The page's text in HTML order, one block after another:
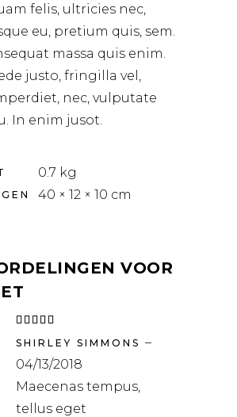
felis, ultricies nec,
eu, pretium quis, sem.
massa quis enim.
justo, fringilla vel,
nec, vulputate
In enim jusot.
0.7 kg
40 × 12 × 10 cm
VOOR
5
SHIRLEY SIMMONS –
04/13/2018
Maecenas tempus,
tellus eget